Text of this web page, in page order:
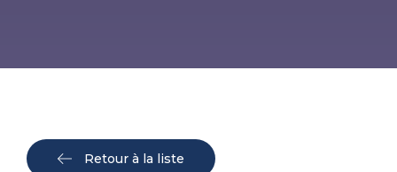
Retour à la liste